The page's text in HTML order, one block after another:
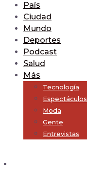
País
Ciudad
Mundo
Deportes
Podcast
Salud
Más
Tecnología
Espectáculos
Moda
Gente
Entrevistas